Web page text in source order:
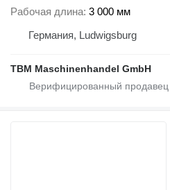
Рабочая длина 3 000 мм
Германия, Ludwigsburg
TBM Maschinenhandel GmbH